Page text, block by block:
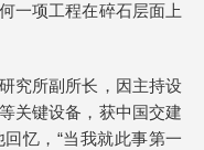
一项工程在碎石层面上
究所副所长，因主持设
关键设备，获中国交建
忆，“当我就此事第一